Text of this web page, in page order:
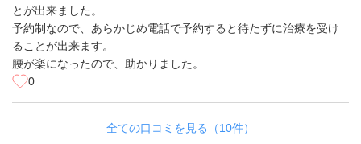
とが出来ました。
予約制なので、あらかじめ電話で予約すると待たずに治療を受け
ることが出来ます。
腰が楽になったので、助かりました。
0
全ての口コミを見る（10件）